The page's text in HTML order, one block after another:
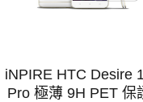
iNPIRE HTC Desire
Pro 極薄 9H PET 保